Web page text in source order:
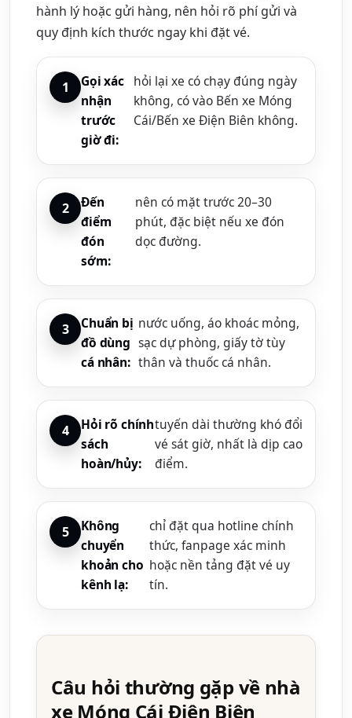
hành lý hoặc gửi hàng, nên hỏi rõ phí gửi và
quy định kích thước ngay khi đặt vé.
Gọi xác
nhận
trước
giờ đi:
hỏi lại xe có chạy đúng ngày
không, có vào Bến xe Móng
Cái/Bến xe Điện Biên không.
Đến
điểm
đón
sớm:
nên có mặt trước 20–30
phút, đặc biệt nếu xe đón
dọc đường.
Chuẩn bị
đồ dùng
cá nhân:
nước uống, áo khoác mỏng,
sạc dự phòng, giấy tờ tùy
thân và thuốc cá nhân.
Hỏi rõ chính
sách
hoàn/hủy:
tuyến dài thường khó đổi
vé sát giờ, nhất là dịp cao
điểm.
Không
chuyển
khoản cho
kênh lạ:
chỉ đặt qua hotline chính
thức, fanpage xác minh
hoặc nền tảng đặt vé uy
tín.
Câu hỏi thường gặp về nhà
xe Móng Cái Điện Biên